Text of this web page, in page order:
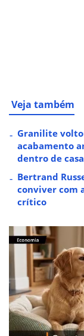
Veja também
Granilite
acabamento
dentro de casa
Bertrand
conviver com
crítico